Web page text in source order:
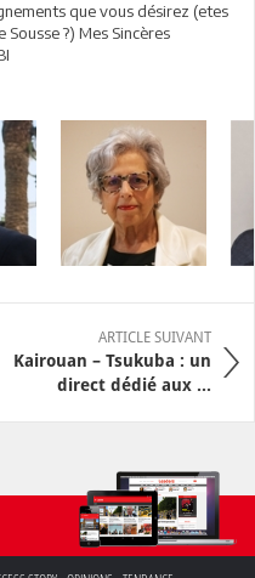
que vous désirez (etes
?) Mes Sincères
ARTICLE SUIVANT
Kairouan – Tsukuba : un
direct dédié aux ...